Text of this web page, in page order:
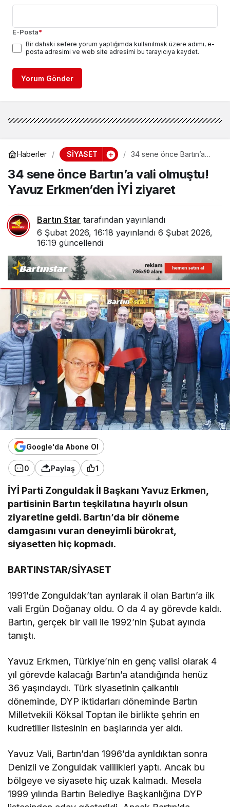
E-Posta*
Bir dahaki sefere yorum yaptığımda kullanılmak üzere adımı, e-
posta adresimi ve web site adresimi bu tarayıcıya kaydet.
Yorum Gönder
Haberler SİYASET
34 sene önce Bartın’a
Erkmen’den İYİ ziyaret
34 sene önce Bartın’a vali olmuştu!
Yavuz Erkmen’den İYİ ziyaret
Bartın Star tarafından yayınlandı
6 Şubat 2026, 16:18 yayınlandı 6 Şubat 2026,
16:19 güncellendi
Google'da Abone Ol
0 Paylaş 1
İYİ Parti Zonguldak İl Başkanı Yavuz Erkmen,
partisinin Bartın teşkilatına hayırlı olsun
ziyaretine geldi. Bartın’da bir döneme
damgasını vuran deneyimli bürokrat,
siyasetten hiç kopmadı.
BARTINSTAR/SİYASET
1991’de Zonguldak’tan ayrılarak il olan Bartın’a ilk
vali Ergün Doğanay oldu. O da 4 ay görevde kaldı.
Bartın, gerçek bir vali ile 1992’nin Şubat ayında
tanıştı.
Yavuz Erkmen, Türkiye’nin en genç valisi olarak 4
yıl görevde kalacağı Bartın’a atandığında henüz
36 yaşındaydı. Türk siyasetinin çalkantılı
döneminde, DYP iktidarları döneminde Bartın
Milletvekili Köksal Toptan ile birlikte şehrin en
kudretliler listesinin en başlarında yer aldı.
Yavuz Vali, Bartın’dan 1996’da ayrıldıktan sonra
Denizli ve Zonguldak valilikleri yaptı. Ancak bu
bölgeye ve siyasete hiç uzak kalmadı. Mesela
1999 yılında Bartın Belediye Başkanlığına DYP